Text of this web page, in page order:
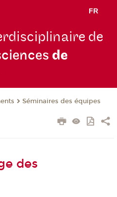
FR
de
de
Séminaires des équipes
des